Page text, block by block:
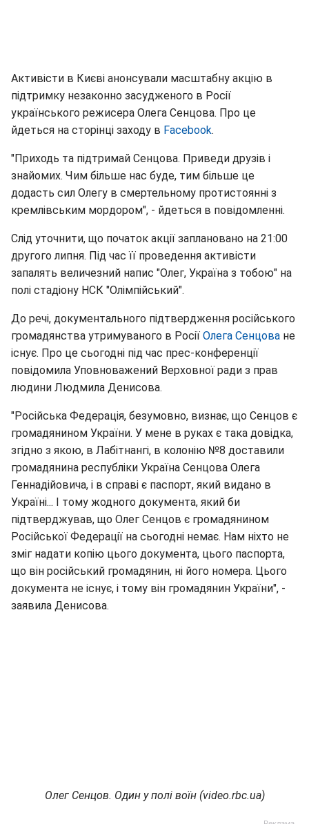
Активісти в Києві анонсували масштабну акцію в
підтримку незаконно засудженого в Росії
українського режисера Олега Сенцова. Про це
йдеться на сторінці заходу в Facebook.
"Приходь та підтримай Сенцова. Приведи друзів і
знайомих. Чим більше нас буде, тим більше це
додасть сил Олегу в смертельному протистоянні з
кремлівським мордором", - йдеться в повідомленні.
Слід уточнити, що початок акції заплановано на 21:00
другого липня. Під час її проведення активісти
запалять величезний напис "Олег, Україна з тобою" на
полі стадіону НСК "Олімпійський".
До речі, документального підтвердження російського
громадянства утримуваного в Росії Олега Сенцова не
існує. Про це сьогодні під час прес-конференції
повідомила Уповноважений Верховної ради з прав
людини Людмила Денисова.
"Російська Федерація, безумовно, визнає, що Сенцов є
громадянином України. У мене в руках є така довідка,
згідно з якою, в Лабітнангі, в колонію №8 доставили
громадянина республіки Україна Сенцова Олега
Геннадійовича, і в справі є паспорт, який видано в
Україні... І тому жодного документа, який би
підтверджував, що Олег Сенцов є громадянином
Російської Федерації на сьогодні немає. Нам ніхто не
зміг надати копію цього документа, цього паспорта,
що він російський громадянин, ні його номера. Цього
документа не існує, і тому він громадянин України", -
заявила Денисова.
Олег Сенцов. Один у полі воїн (video.rbc.ua)